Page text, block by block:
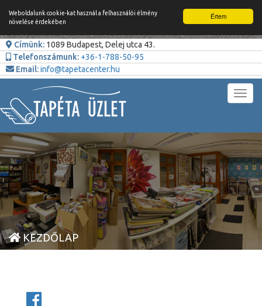
Értem
Weboldalunk cookie-kat használ a felhasználói élmény
növelése érdekében
Címünk: 1089 Budapest, Delej utca 43.
Telefonszámunk: +36-1-788-50-95
Email:info@tapetacenter.hu
KEZDŐLAP